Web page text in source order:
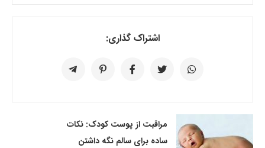
اشتراک گذاری:
مراقبت از پوست کودک: نکات
ساده برای سالم نگه داشتن